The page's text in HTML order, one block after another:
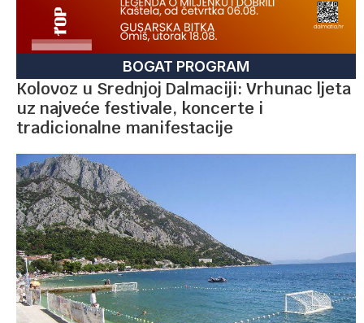
BOGAT PROGRAM
Kolovoz u Srednjoj Dalmaciji: Vrhunac ljeta
uz najveće festivale, koncerte i
tradicionalne manifestacije